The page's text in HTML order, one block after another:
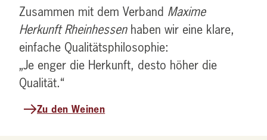
Zusammen mit dem Verband Maxime
Herkunft Rheinhessenhaben wir eine klare,
einfache Qualitätsphilosophie:
„Je enger die Herkunft, desto höher die
Qualität.“
Zu den Weinen